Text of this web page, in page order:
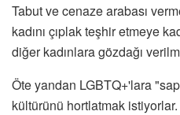
Tabut ve cenaze arabası
kadını çıplak teşhir etmeye
diğer kadınlara gözdağı
Öte yandan LGBTQ+'lara
kültürünü hortlatmak istiyorlar.